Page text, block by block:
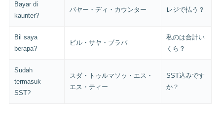
Bayar di
kaunter?
バヤー・ディ・カウンター レジで払う？
Bil saya
berapa?
ビル・サヤ・ブラパ
私のは合計い
くら？
Sudah
termasuk
SST?
スダ・トゥルマソッ・エス・
エス・ティー
SST込みです
か？